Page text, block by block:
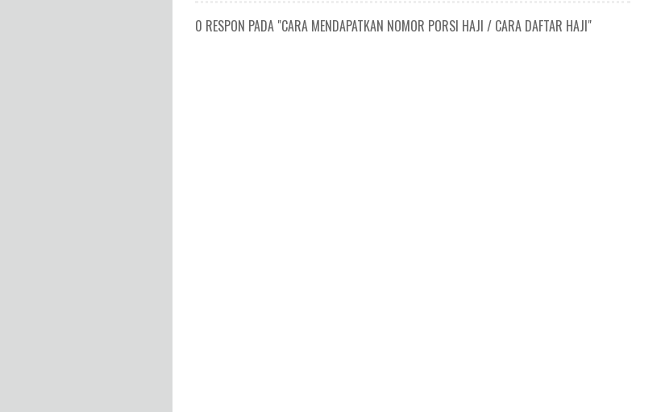
0 RESPON PADA "CARA MENDAPATKAN NOMOR PORSI HAJI / CARA DAFTAR HAJI"